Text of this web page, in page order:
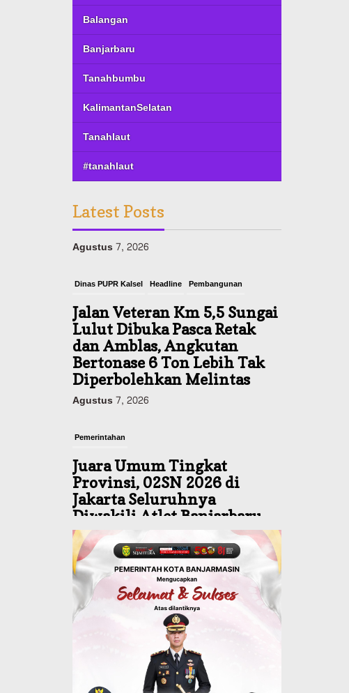
Balangan
Banjarbaru
Tanahbumbu
KalimantanSelatan
Tanahlaut
#tanahlaut
Latest Posts
Dinas PUPR Kalsel
Jalan Veteran Km 5,5 Sungai
Lulut Dibuka Pasca Retak
dan Amblas, Angkutan
Bertonase 6 Ton Lebih Tak
Diperbolehkan Melintas
Agustus 7, 2026
Pemerintahan
Juara Umum Tingkat
Provinsi, 02SN 2026 di
Jakarta Seluruhnya
Diwakili Atlet Banjarbaru
Agustus 7, 2026
Headline Investasi & Keuangan
KUA-PPAS 2027 Banjarbaru
Defisit 170 Miliar,
Pendapatan 1,2 Triliun
Belanja 1,37 Triliun, Tutup
Kekurangan dari SiLPA
Agustus 7, 2026